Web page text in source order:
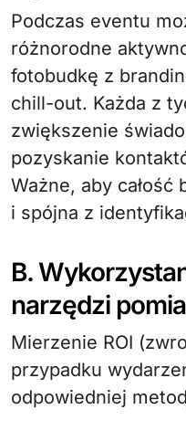
Podczas eventu
różnorodne
fotobudkę z
chill-out. Każda z
zwiększenie
pozyskanie
Ważne, aby całość
i spójna z
B.
narzędzi
Mierzenie ROI
przypadku
odpowiedniej